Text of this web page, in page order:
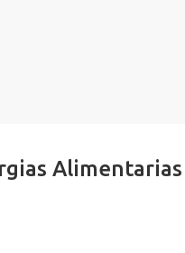
Alimentarias